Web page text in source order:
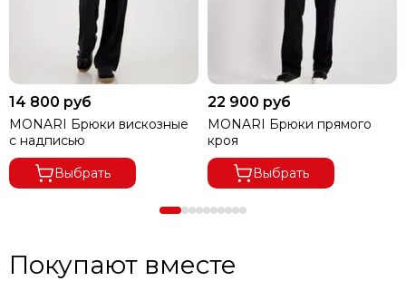
14 800 руб
MONARI Брюки вискозные
с надписью
Выбрать
22 900 руб
MONARI Брюки прямого
кроя
Выбрать
Покупают вместе